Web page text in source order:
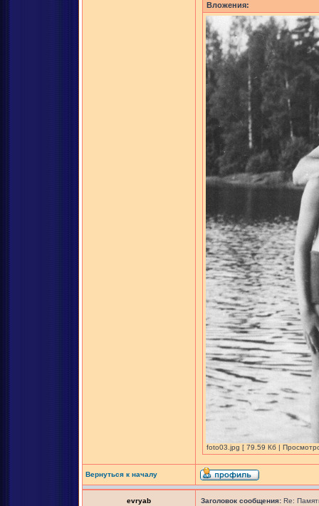
Вложения:
foto03.jpg [ 79.59 Кб |
Вернуться к началу
evryab Заголовок сообщения: Re: